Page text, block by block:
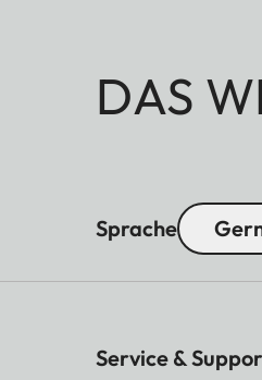
DAS
Sprache
Service &